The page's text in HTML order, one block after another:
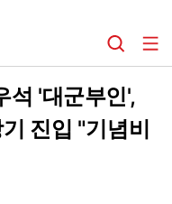
석 '대군부인',
진입 "기념비